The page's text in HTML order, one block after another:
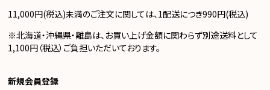
11,000円(税込)未満のご注文に関しては、1配送につき990円(税込)
※北海道・沖縄県・離島は、お買い上げ金額に関わらず別途送料として
1,100円（税込）ご負担いただいております。
新規会員登録